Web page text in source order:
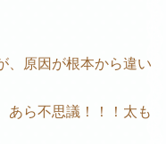
、原因が根本から違い
あら不思議！！！太も